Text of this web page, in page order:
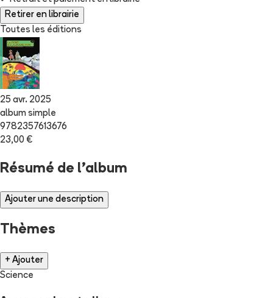
Retirer en librairie
Toutes les éditions
25 avr. 2025
album simple
9782357613676
23,00 €
Résumé de l'album
Ajouter une description
Thèmes
+ Ajouter
Science